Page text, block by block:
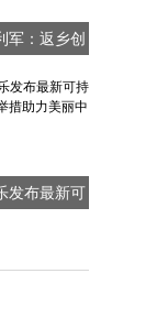
军：返乡创
发布最新可